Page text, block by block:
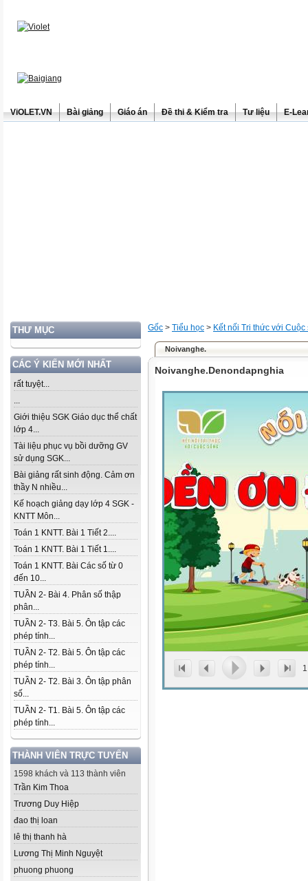
ViOLET.VN Bài giảng Giáo án Đề thi & Kiểm tra Tư liệu E-
THƯ MỤC
CÁC Ý KIẾN MỚI NHẤT
rất tuyệt...
...
Giới thiệu SGK Giáo dục thể chất
lớp 4...
Tài liệu phục vụ bồi dưỡng GV
sử dụng SGK...
Bài giảng rất sinh động. Cảm ơn
thầy N nhiều...
Kế hoạch giảng dạy lớp 4 SGK -
KNTT Môn...
Toán 1 KNTT. Bài 1 Tiết 2....
Toán 1 KNTT. Bài 1 Tiết 1....
Toán 1 KNTT. Bài Các số từ 0
đến 10...
TUẦN 2- Bài 4. Phân số thập
phân...
TUẦN 2- T3. Bài 5. Ôn tập các
phép tính...
TUẦN 2- T2. Bài 5. Ôn tập các
phép tính...
TUẦN 2- T2. Bài 3. Ôn tập phân
số...
TUẦN 2- T1. Bài 5. Ôn tập các
phép tính...
THÀNH VIÊN TRỰC TUYẾN
1598 khách và 113 thành viên
Trần Kim Thoa
Trương Duy Hiệp
đao thị loan
lê thị thanh hà
Lương Thị Minh Nguyệt
phuong phuong
Gốc > Tiểu học > Kết nối Tri thức với Cuộc
Noivanghe.
Noivanghe.Denondapnghia
1